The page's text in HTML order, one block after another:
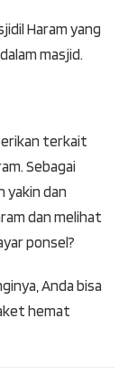
Haram yang
masjid.
terkait
Sebagai
yakin dan
dan melihat
ponsel?
Anda bisa
hemat